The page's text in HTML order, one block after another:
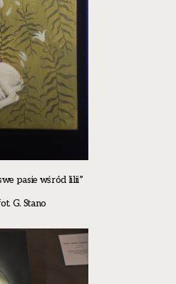
pasie wśród lilii”
G. Stano